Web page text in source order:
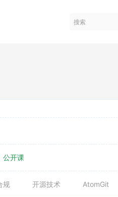
公开课
规 开源技术 AtomGit